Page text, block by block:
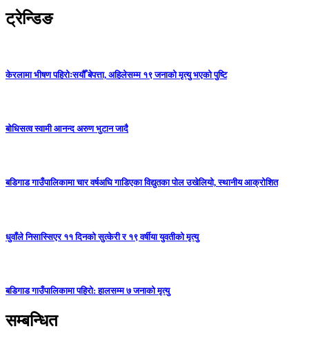
ट्रेन्डिङ
केरलामा भीषण पहिरोःसयौँ बेपत्ता, अहिलेसम्म १९ जनाको मृत्यु भएको पुष्टि
बोधिसत्व स्वामी आनन्द अरुण भुटान जादै
बडिगाड गाउँपालिकामा चार वर्षअघि गाडिएका विद्युतका पोल उखेलियो, स्थानीय आक्रोशित
धुवाँले निसास्सिएर ११ दिनको सुत्केरी र १९ वर्षीया युवतीको मृत्यु
बडिगाड गाउँपालिकामा पहिरो: हालसम्म ७ जनाको मृत्यु
सम्बन्धित